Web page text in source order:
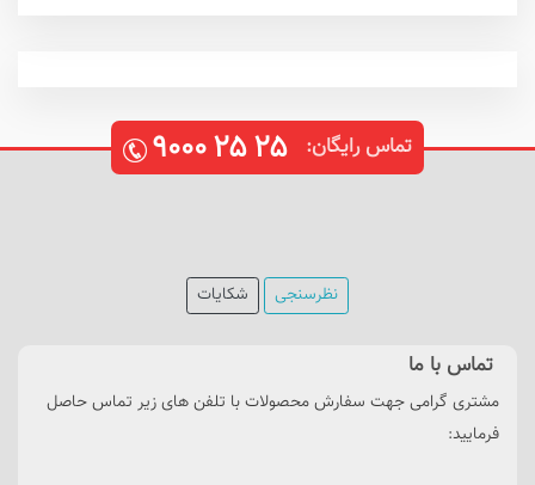
تماس رایگان: ۹۰۰۰۲۵۲۵
نظرسنجی شکایات
تماس با ما
مشتری گرامی جهت سفارش محصولات با تلفن های زیر تماس حاصل
فرمایید: